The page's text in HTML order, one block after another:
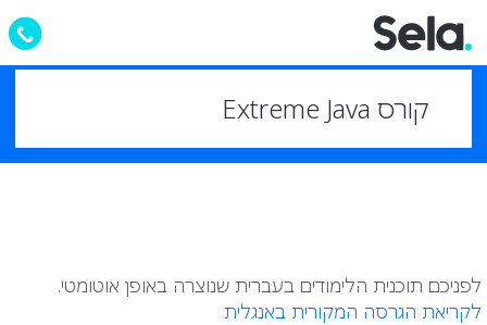
קורס Extreme Java
לפניכם תוכנית הלימודים בעברית שנוצרה באופן אוטומטי.
לקריאת הגרסה המקורית באנגלית